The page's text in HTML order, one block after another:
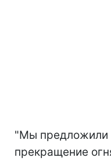
"Мы предложили
прекращение